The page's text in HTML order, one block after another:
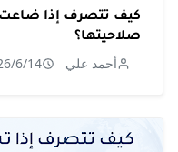
كيف تتصرف إذا ضاعت
صلاحيتها؟
أحمد علي 6/14